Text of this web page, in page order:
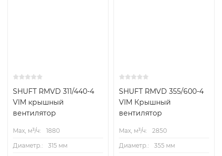
SHUFT RMVD 311/440-4
VIM крышный
вентилятор
Max, м³/ч:
1880
Диаметр.:
315 мм
SHUFT RMVD 355/600-4
VIM Крышный
вентилятор
Max, м³/ч:
2850
Диаметр.:
355 мм